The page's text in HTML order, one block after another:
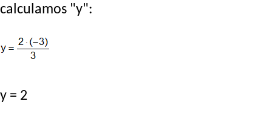
calculamos "y":
y = 2